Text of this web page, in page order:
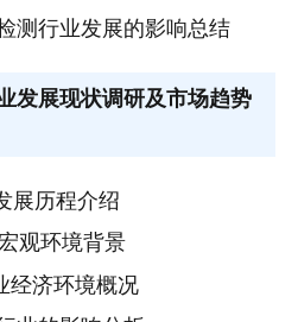
测行业发展的影响总结
发展现状调研及市场趋势
展历程介绍
观环境背景
经济环境概况